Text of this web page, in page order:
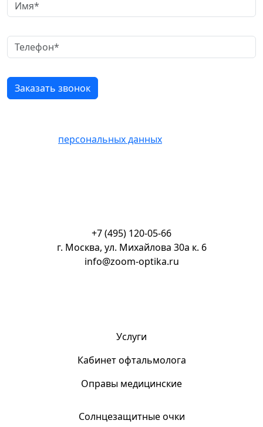
персональных данных
+7 (495) 120-05-66
г. Москва, ул. Михайлова 30а к. 6
info@zoom-optika.ru
Услуги
Кабинет офтальмолога
Оправы медицинские
Солнцезащитные очки